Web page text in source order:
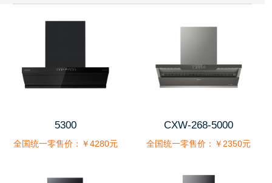
5300
全国统一零售价：￥4280元
CXW-268-5000
全国统一零售价：￥2350元